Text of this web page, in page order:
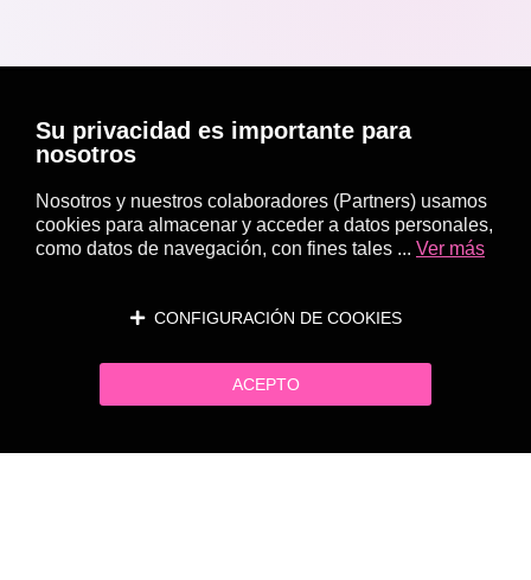
Su privacidad es importante para
nosotros
Nosotros y nuestros colaboradores (Partners) usamos
cookies para almacenar y acceder a datos personales,
como datos de navegación, con fines tales ... Ver más
CONFIGURACIÓN DE COOKIES
ACEPTO